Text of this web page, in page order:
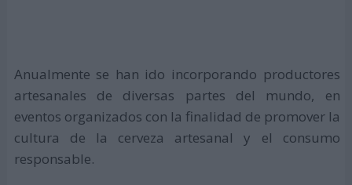
Anualmente se han ido incorporando productores
artesanales de diversas partes del mundo, en
eventos organizados con la finalidad de promover la
cultura de la cerveza artesanal y el consumo
responsable.